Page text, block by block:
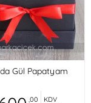
Gül Papatyam
,00 KDV